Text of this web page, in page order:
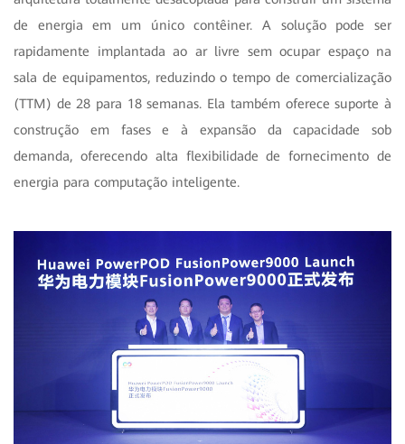
de energia em um único contêiner. A solução pode ser
rapidamente implantada ao ar livre sem ocupar espaço na
sala de equipamentos, reduzindo o tempo de comercialização
(TTM) de 28 para 18 semanas. Ela também oferece suporte à
construção em fases e à expansão da capacidade sob
demanda, oferecendo alta flexibilidade de fornecimento de
energia para computação inteligente.